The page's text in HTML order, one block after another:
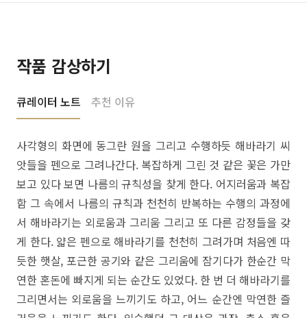
작품 감상하기
큐레이터 노트 추천 이유
사각형의 화면에 동그란 원을 그리고 수행하듯 해바라기 씨
앗들을 펜으로 그려나간다. 복잡하게 그린 것 같은 꽃은 가만
보고 있다 보면 나름의 규칙성을 찾게 한다. 어지러움과 복잡
함 그 속에서 나름의 규칙과 천천히 반복하는 수행의 과정에
서 해바라기는 외로움과 그리움 그리고 또 다른 감정들을 갖
게 한다. 얇은 펜으로 해바라기를 천천히 그려가며 처음엔 따
듯한 햇살, 포근한 공기와 같은 그리움에 잠기다가 한순간 막
연한 혼돈에 빠지게 되는 순간도 있었다. 한 번 더 해바라기를
그리면서는 외로움을 느끼기도 하고, 어느 순간엔 막연한 즐